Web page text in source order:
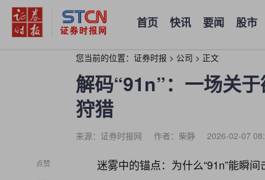
首页 快讯 要闻 股市
您当前的位置： 证券时报 > 公司 > 正文
解码“91n”：一场关
狩猎
来源：证券时报网 作者：柴静 2026-02-07
点赞 迷雾中的锚点：为什么“91n”能瞬